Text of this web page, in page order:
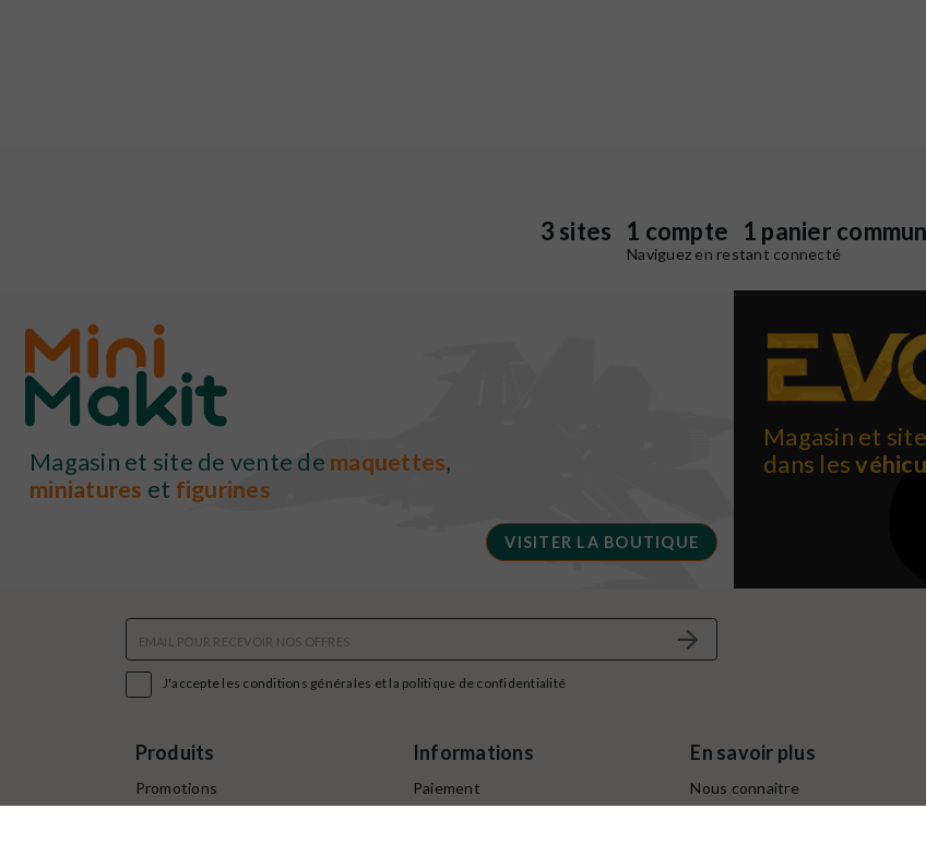
3 sites 1 compte 1 panier commun
Naviguez en restant connecté
Magasin et site de vente de maquettes,
miniatures et figurines
VISITER LA BOUTIQUE
Magasin et
dans les
J'accepte les conditions générales et la politique de confidentialité
Produits
Promotions
Informations
Paiement
En savoir plus
Nous connaitre